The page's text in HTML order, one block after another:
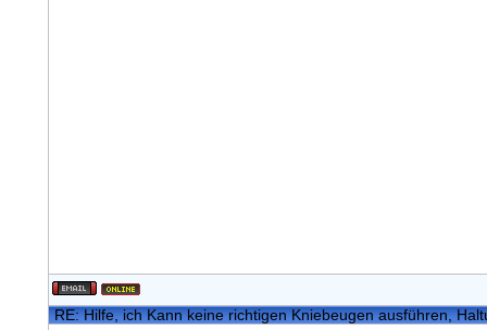
RE: Hilfe, ich Kann keine richtigen Kniebeugen ausführen,